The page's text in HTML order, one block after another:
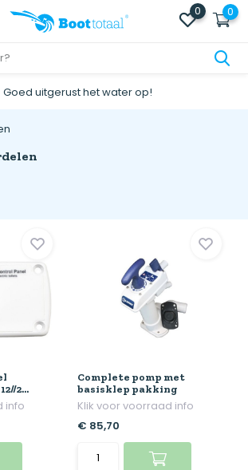
0 0
retourneren: snel & eenvoudig!
2...
info
Complete pomp met
basisklep pakking
Klik voor voorraad info
€ 85,70